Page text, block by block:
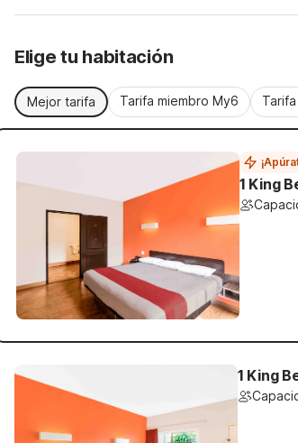
Elige tu habitación
Mejor tarifa Tarifa miembro My6
1 King
1 King